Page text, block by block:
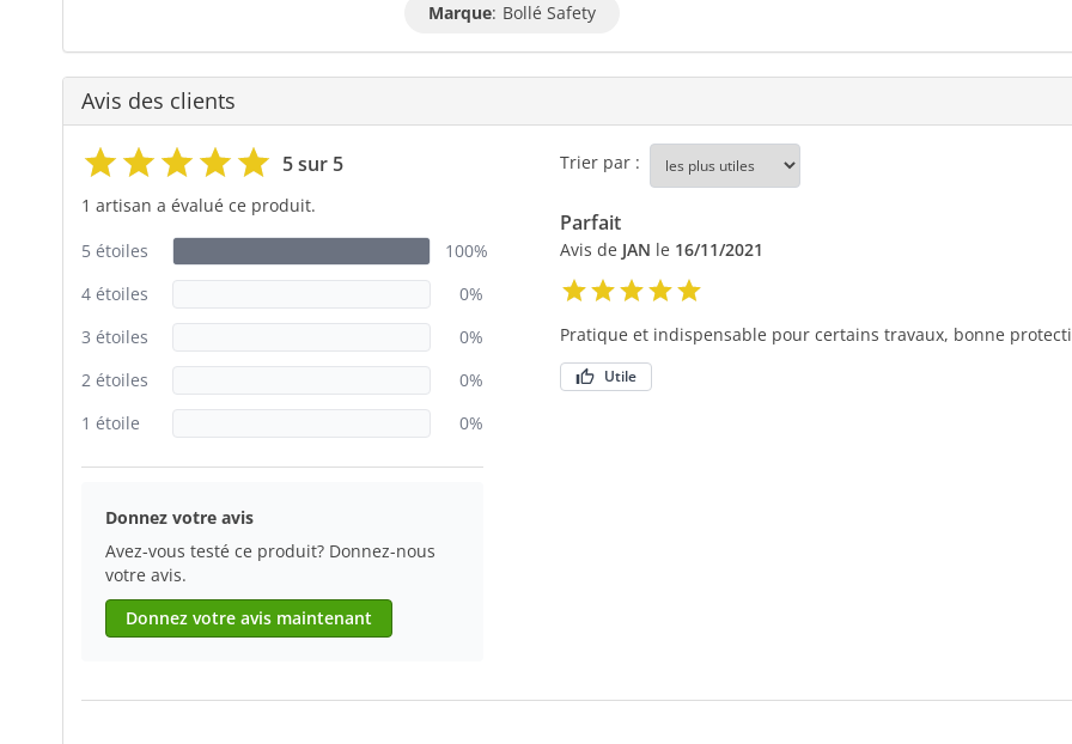
Marque: Bollé Safety
Avis des clients
5 sur 5
1 artisan a évalué ce produit.
5 étoiles
100%
4 étoiles
0%
3 étoiles
0%
2 étoiles
0%
1 étoile
0%
Donnez votre avis
Avez-vous testé ce produit? Donnez-nous
votre avis.
Donnez votre avis maintenant
Trier par :
Parfait
Avis de JAN le 16/11/2021
Pratique et indispensable pour certains travaux, bonne
Utile